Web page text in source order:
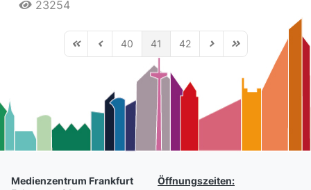
23254
First PagePrevious Page
40 41 42 Next PageLast Page
Medienzentrum Frankfurt
Öffnungszeiten: